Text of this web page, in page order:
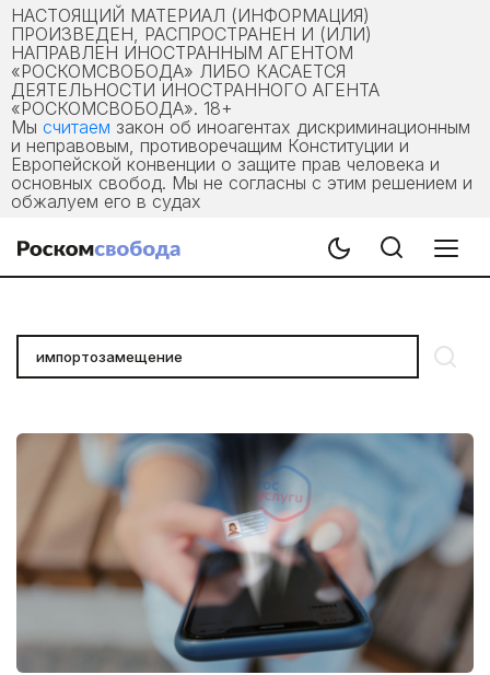
НАСТОЯЩИЙ МАТЕРИАЛ (ИНФОРМАЦИЯ)
ПРОИЗВЕДЕН, РАСПРОСТРАНЕН И (ИЛИ)
НАПРАВЛЕН ИНОСТРАННЫМ АГЕНТОМ
«РОСКОМСВОБОДА» ЛИБО КАСАЕТСЯ
ДЕЯТЕЛЬНОСТИ ИНОСТРАННОГО АГЕНТА
«РОСКОМСВОБОДА». 18+
Мы считаем закон об иноагентах дискриминационным
и неправовым, противоречащим Конституции и
Европейской конвенции о защите прав человека и
основных свобод. Мы не согласны с этим решением и
обжалуем его в судах